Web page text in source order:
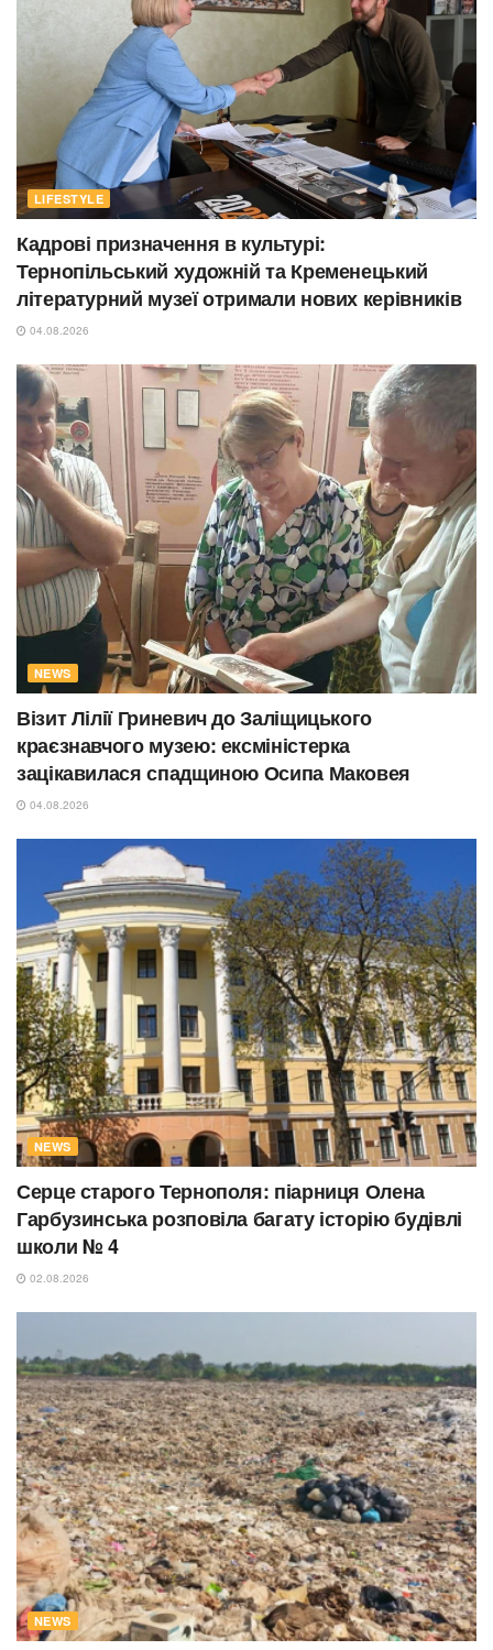
LIFESTYLE
Кадрові призначення в культурі:
Тернопільський художній та Кременецький
літературний музеї отримали нових керівників
04.08.2026
NEWS
Візит Лілії Гриневич до Заліщицького
краєзнавчого музею: ексміністерка
зацікавилася спадщиною Осипа Маковея
04.08.2026
NEWS
Серце старого Тернополя: піарниця Олена
Гарбузинська розповіла багату історію будівлі
школи № 4
02.08.2026
NEWS